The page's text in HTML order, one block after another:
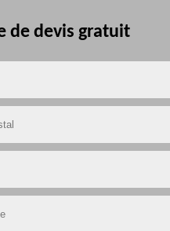
de devis gratuit